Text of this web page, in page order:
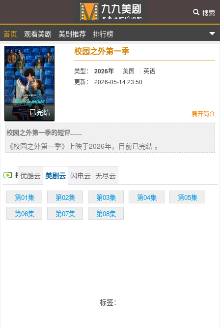
九九美剧
首页 观看美剧 美剧推荐 排行榜
搜索
已完结
校园之外第一季
类型： 2026年 美国
英语
更新：
2026-05-14 23:50
述了一位音乐系学生和大学冰球明星之间一段
的羁绊，探讨了爱情和成人世界的复杂性。
展开简介
校园之外第一季的短评......
《校园之外第一季》上映于2026年，目前已完结 。
播优酷云 美剧云 闪电云 无尽云
第01集 第02集 第03集 第04集
第05集
第06集
第07集 第08集
标签：